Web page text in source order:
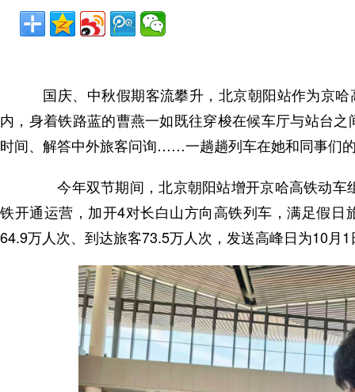
国庆、中秋假期客流攀升，北京朝阳站作为京
内，身着铁路蓝的曹燕一如既往穿梭在候车厅与站台
时间、解答中外旅客问询……一趟趟列车在她和同事们
今年双节期间，北京朝阳站增开京哈高铁动车
铁开通运营，加开4对长白山方向高铁列车，满足假
64.9万人次、到达旅客73.5万人次，发送高峰日为10月